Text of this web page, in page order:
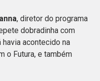
, diretor do programa
dobradinha com
havia acontecido na
o Futura, e também